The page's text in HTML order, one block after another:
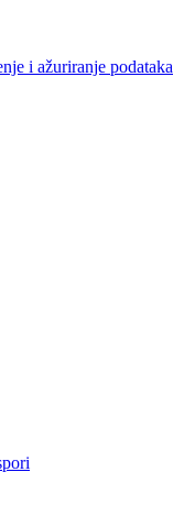
i ažuriranje podataka